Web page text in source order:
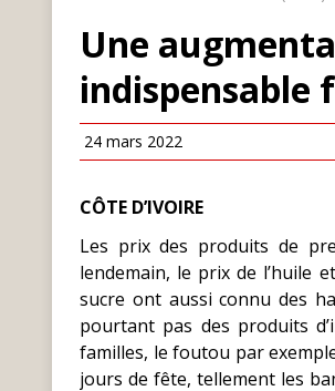
Une
indispensable
24 mars 2022
CÔTE D’IVOIRE
Les prix des produits de
lendemain, le prix de l’huile
sucre ont aussi connu des
pourtant pas des produits
familles, le foutou par
jours de fête, tellement les